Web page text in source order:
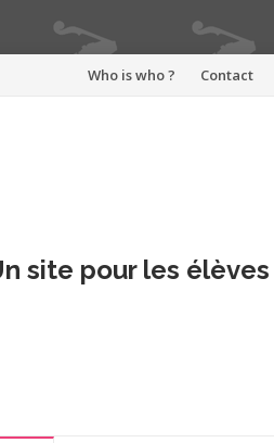
Aller
Who is who ? Contact
site pour les